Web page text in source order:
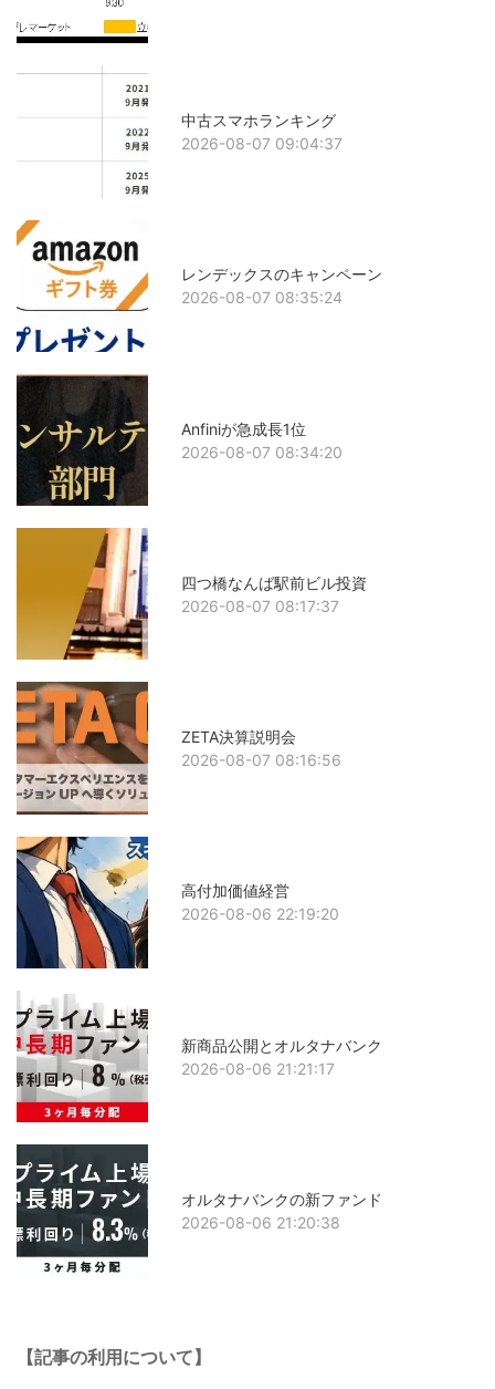
中古スマホランキング
2026-08-07 09:04:37
レンデックスのキャンペーン
2026-08-07 08:35:24
Anfiniが急成長1位
2026-08-07 08:34:20
四つ橋なんば駅前ビル投資
2026-08-07 08:17:37
ZETA決算説明会
2026-08-07 08:16:56
高付加価値経営
2026-08-06 22:19:20
新商品公開とオルタナバンク
2026-08-06 21:21:17
オルタナバンクの新ファンド
2026-08-06 21:20:38
【記事の利用について】